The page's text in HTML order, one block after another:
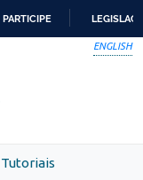
PARTICIPE
ENGLISH
Tutoriais